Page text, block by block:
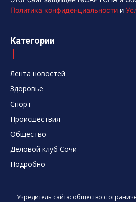
Политика конфиденциальности и
Категории
Лента новостей
Здоровье
Спорт
Происшествия
Общество
Деловой клуб Сочи
Подробно
Учредитель сайта: общество с